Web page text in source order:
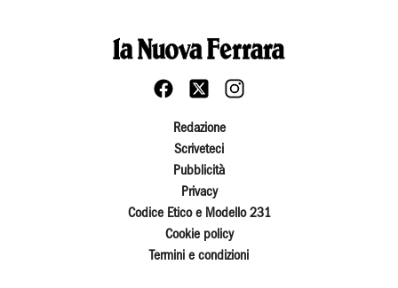
Redazione
Scriveteci
Pubblicità
Privacy
Codice Etico e Modello 231
Cookie policy
Termini e condizioni